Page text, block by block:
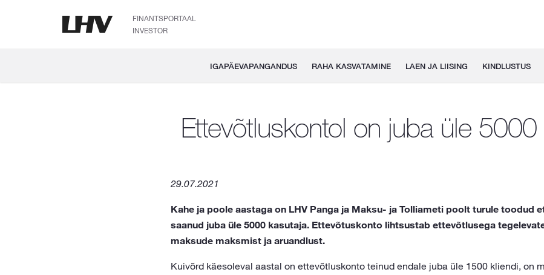
FINANTSPORTAAL
INVESTOR
IGAPÄEVAPANGANDUS RAHA KASVATAMINE LAEN JA LIISING KINDLUSTUS
Ettevõtluskontol on juba üle
29.07.2021
Kahe ja poole aastaga on LHV Panga ja Maksu- ja Tolliameti poolt turule toodud
saanud juba üle 5000 kasutaja. Ettevõtuskonto lihtsustab ettevõtlusega
maksude maksmist ja aruandlust.
Kuivõrd käesoleval aastal on ettevõtluskonto teinud endale juba üle 1500 kliendi, on